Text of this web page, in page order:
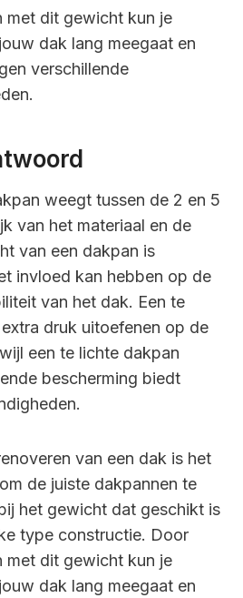
met dit gewicht kun je
dak lang meegaat en
verschillende
weegt tussen de 2 en 5
van het materiaal en de
van een dakpan is
invloed kan hebben op de
van het dak. Een te
druk uitoefenen op de
een te lichte dakpan
bescherming biedt
van een dak is het
de juiste dakpannen te
het gewicht dat geschikt is
type constructie. Door
met dit gewicht kun je
dak lang meegaat en